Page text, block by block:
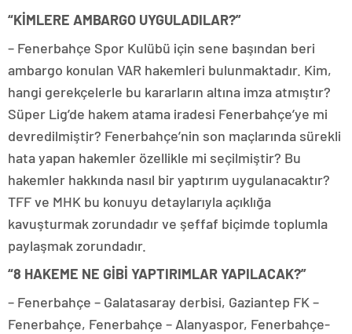
“KİMLERE AMBARGO UYGULADILAR?”
– Fenerbahçe Spor Kulübü için sene başından beri
ambargo konulan VAR hakemleri bulunmaktadır. Kim,
hangi gerekçelerle bu kararların altına imza atmıştır?
Süper Lig’de hakem atama iradesi Fenerbahçe’ye mi
devredilmiştir? Fenerbahçe’nin son maçlarında sürekli
hata yapan hakemler özellikle mi seçilmiştir? Bu
hakemler hakkında nasıl bir yaptırım uygulanacaktır?
TFF ve MHK bu konuyu detaylarıyla açıklığa
kavuşturmak zorundadır ve şeffaf biçimde toplumla
paylaşmak zorundadır.
“8 HAKEME NE GİBİ YAPTIRIMLAR YAPILACAK?”
– Fenerbahçe – Galatasaray derbisi, Gaziantep FK –
Fenerbahçe, Fenerbahçe – Alanyaspor, Fenerbahçe-